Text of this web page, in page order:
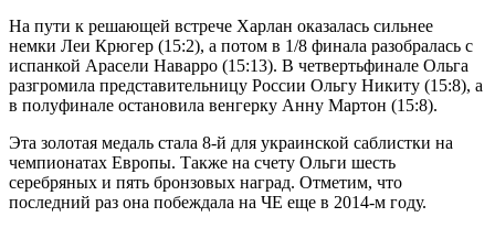
На пути к решающей встрече Харлан оказалась сильнее
немки Леи Крюгер (15:2), а потом в 1/8 финала разобралась с
испанкой Арасели Наварро (15:13). В четвертьфинале Ольга
разгромила представительницу России Ольгу Никиту (15:8), а
в полуфинале остановила венгерку Анну Мартон (15:8).
Эта золотая медаль стала 8-й для украинской саблистки на
чемпионатах Европы. Также на счету Ольги шесть
серебряных и пять бронзовых наград. Отметим, что
последний раз она побеждала на ЧЕ еще в 2014-м году.